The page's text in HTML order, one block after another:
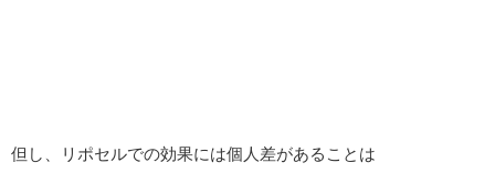
但し、リポセルでの効果には個人差があることは